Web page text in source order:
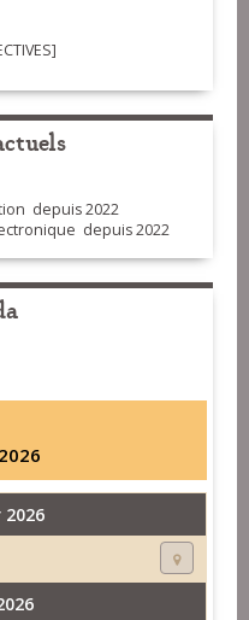
depuis 2022
depuis 2022
2026